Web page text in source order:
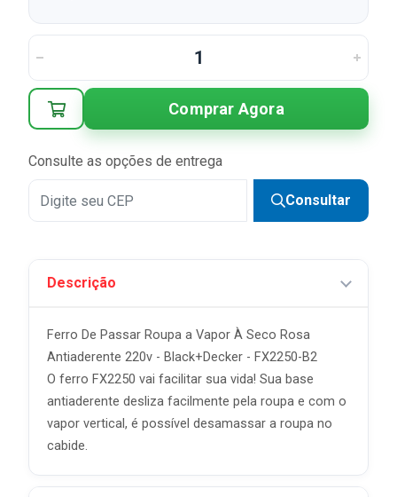
1x R$ 109,90
3x R$ 36,63 sem juros
4x R$ 27,48 sem juros
5x
7x R$ 15,70 sem juros
9x
Comprar Agora
Consulte as opções de entrega
Consultar
Descrição
Ferro De Passar Roupa a Vapor À Seco Rosa
Antiaderente 220v - Black+Decker - FX2250-B2
O ferro FX2250 vai facilitar sua vida! Sua base
antiaderente desliza facilmente pela roupa e com o
vapor vertical, é possível desamassar a roupa no
cabide.